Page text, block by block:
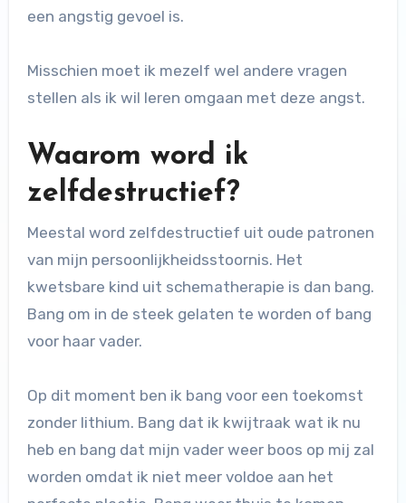
een angstig gevoel is.
Misschien moet ik mezelf wel andere vragen
stellen als ik wil leren omgaan met deze angst.
Waarom word ik
zelfdestructief?
Meestal word zelfdestructief uit oude patronen
van mijn persoonlijkheidsstoornis. Het
kwetsbare kind uit schematherapie is dan bang.
Bang om in de steek gelaten te worden of bang
voor haar vader.
Op dit moment ben ik bang voor een toekomst
zonder lithium. Bang dat ik kwijtraak wat ik nu
heb en bang dat mijn vader weer boos op mij zal
worden omdat ik niet meer voldoe aan het